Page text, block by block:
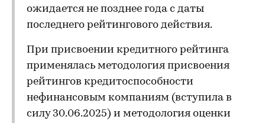
ожидается не позднее года с даты
последнего рейтингового действия.
При присвоении кредитного рейтинга
применялась методология присвоения
рейтингов кредитоспособности
нефинансовым компаниям (вступила в
силу 30.06.2025) и методология оценки